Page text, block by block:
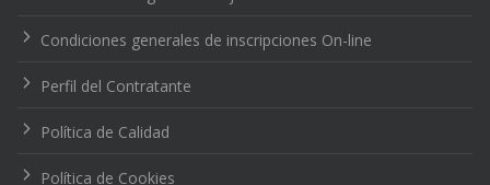
Condiciones generales de inscripciones On-line
Perfil del Contratante
Política de Calidad
Política de Cookies